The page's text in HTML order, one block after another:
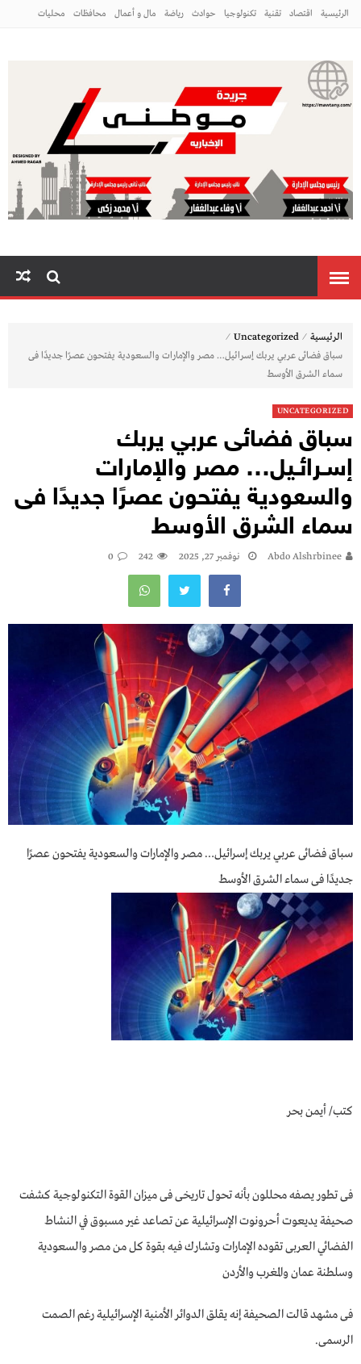
الرئيسية اقتصاد تقنية تكنولوجيا حوادث رياضة مال و أعمال محافظات محليات
الرئيسية ⁄
Uncategorized
⁄
سباق فضائى عربي يربك إسـرائـيل… مصر والإمارات والسعودية يفتحون عصرًا جديدًا فى
سماء الشرق الأوسط
UNCATEGORIZED
سباق فضائى عربي يربك
إسـرائـيل… مصر والإمارات
والسعودية يفتحون عصرًا جديدًا فى
سماء الشرق الأوسط
Abdo Alshrbinee نوفمبر 27, 2025 242
0
سباق فضائى عربي يربك إسـرائـيل… مصر والإمارات والسعودية يفتحون عصرًا
جديدًا فى سماء الشرق الأوسط
كتب/ أيمن بحر
فى تطور يصفه محللون بأنه تحول تاريخى فى ميزان القوة التكنولوجية كشفت
صحيفة يديعوت أحرونوت الإسـرائيـلية عن تصاعد غير مسبوق في النشاط
الفضائي العربى تقوده الإمارات وتشارك فيه بقوة كل من مصر والسعودية
وسلطنة عمان والمغرب والأردن
فى مشهد قالت الصحيفة إنه يقلق الدوائر الأمنية الإسـرائيـلية رغم الصمت
الرسمى.